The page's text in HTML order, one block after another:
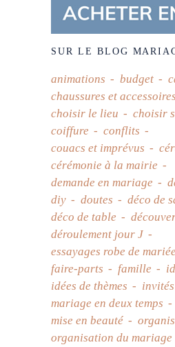
SUR LE BLOG
animations budget
chaussures et accessoires
choisir le lieu
choisir
coiffure
conflits
couacs et imprévus
cérémonie à la mairie
demande en mariage
diy
doutes
déco de
déco de table
déroulement jour J
essayages robe de mariée
faire-parts
famille
idées de thèmes
invités
mariage en deux temps
mise en beauté
organisation du mariage